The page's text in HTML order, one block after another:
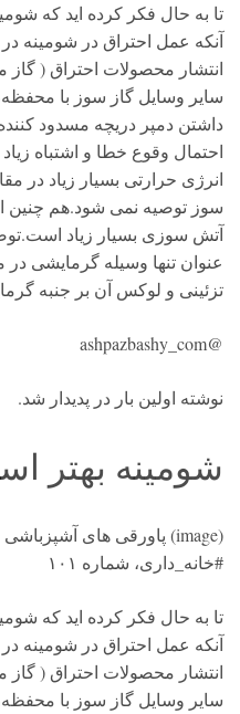
تا به حال فکر کرده اید که
آنکه عمل احتراق در شومینه
انتشار محصولات احتراق ( گاز
سایر وسایل گاز سوز با
داشتن دمپر دریچه مسدود
احتمال وقوع خطا و اشتباه
انرژی حرارتی بسیار زیاد در
سوز توصیه نمی شود.هم چنین
آتش سوزی بسیار زیاد
عنوان تنها وسیله گرمایشی در
تزئینی و لوکس آن بر جنبه
@ashpazbashy_com
نوشته اولین بار در پدیدار شد.
شومینه بهتر
(image) پاورقی های آشپزباشی
#خانه_داری، شماره ۱۰۱
تا به حال فکر کرده اید که
آنکه عمل احتراق در شومینه
انتشار محصولات احتراق ( گاز
سایر وسایل گاز سوز با